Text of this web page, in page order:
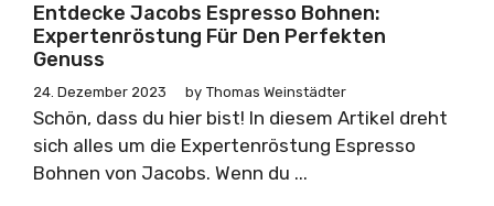
Entdecke Jacobs Espresso Bohnen:
Expertenröstung Für Den Perfekten
Genuss
24. Dezember 2023 by Thomas Weinstädter
Schön, dass du hier bist! In diesem Artikel dreht
sich alles um die Expertenröstung Espresso
Bohnen von Jacobs. Wenn du ...